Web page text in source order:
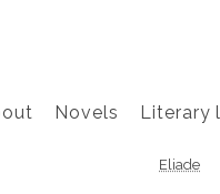
Novels Literary
Eliade